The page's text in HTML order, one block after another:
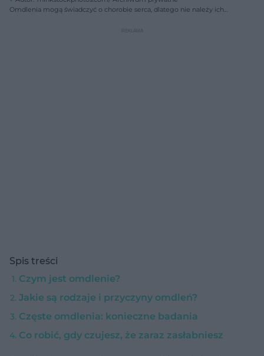
Omdlenia mogą świadczyć o chorobie serca, dlatego nie należy ich
Spis treści
Czym jest omdlenie?
Jakie są rodzaje i przyczyny omdleń?
Częste omdlenia: konieczne badania
Co robić, gdy czujesz, że zaraz zasłabniesz